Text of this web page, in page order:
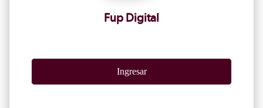
Fup Digital
Ingresar